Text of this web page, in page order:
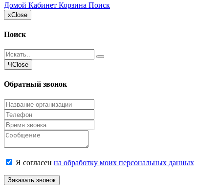
Домой Кабинет Корзина Поиск
xClose
Поиск
ЧClose
Обратный звонок
Я согласен на обработку моих персональных данных
Заказать звонок